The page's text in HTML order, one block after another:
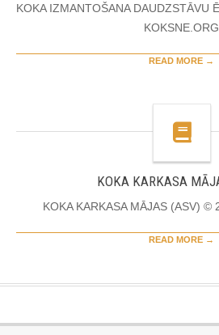
KOKA IZMANTOŠANA DAUDZSTĀVU
KOKSNE.ORG
READ MORE →
KOKA KARKASA
KOKA KARKASA MĀJAS (ASV) ©
READ MORE →